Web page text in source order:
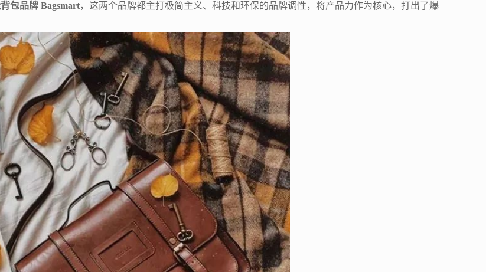
包品牌 Bagsmart，这两个品牌都主打极简主义、科技和环保的品牌调性，将产品力作为核心，打出了爆